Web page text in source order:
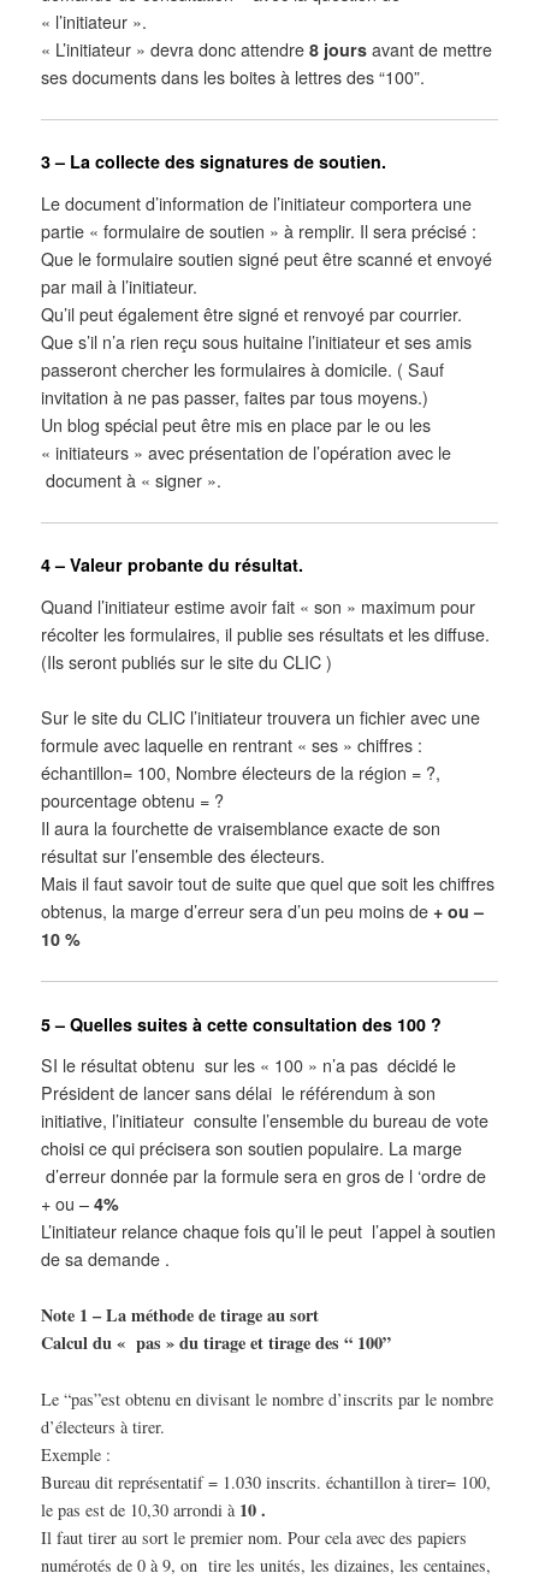
« l’initiateur ».
« L’initiateur » devra donc attendre 8 joursavant de mettre
ses documents dans les boites à lettres des “100”.
3 – La collecte des signatures de soutien.
Le document d’information de l’initiateur comportera une
partie « formulaire de soutien » à remplir. Il sera précisé :
Que le formulaire soutien signé peut être scanné et envoyé
par mail à l’initiateur.
Qu’il peut également être signé et renvoyé par courrier.
Que s’il n’a rien reçu sous huitaine l’initiateur et ses amis
passeront chercher les formulaires à domicile. ( Sauf
invitation à ne pas passer, faites par tous moyens.)
Un blog spécial peut être mis en place par le ou les
« initiateurs » avec présentation de l’opération avec le
document à « signer ».
4 – Valeur probante du résultat.
Quand l’initiateur estime avoir fait « son » maximum pour
récolter les formulaires, il publie ses résultats et les diffuse.
(Ils seront publiés sur le site du CLIC )
Sur le site du CLIC l’initiateur trouvera un fichier avec une
formule avec laquelle en rentrant « ses » chiffres :
échantillon= 100, Nombre électeurs de la région = ?,
pourcentage obtenu = ?
Il aura la fourchette de vraisemblance exacte de son
résultat sur l’ensemble des électeurs.
Mais il faut savoir tout de suite que quel que soit les chiffres
obtenus, la marge d’erreur sera d’un peu moins de+ ou –
10 %
5 – Quelles suites à cette consultation des 100 ?
SI le résultat obtenu sur les « 100 » n’a pas décidé le
Président de lancer sans délai le référendum à son
initiative, l’initiateur consulte l’ensemble du bureau de vote
choisi ce qui précisera son soutien populaire. La marge
d’erreur donnée par la formule sera en gros de l ‘ordre de
+ ou –4%
L’initiateur relance chaque fois qu’il le peut l’appel à soutien
de sa demande .
Note 1 – La méthode de tirage au sort
Calcul du « pas » du tirage et tirage des “ 100”
Le “pas”est obtenu en divisant le nombre d’inscrits par le nombre
d’électeurs à tirer.
Exemple :
Bureau dit représentatif = 1.030 inscrits. échantillon à tirer= 100,
le pas est de 10,30 arrondi à 10 .
Il faut tirer au sort le premier nom. Pour cela avec des papiers
numérotés de 0 à 9, on tire les unités, les dizaines, les centaines,